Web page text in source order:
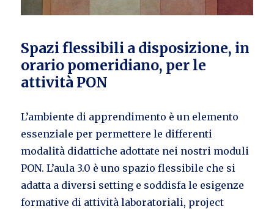
Spazi flessibili a disposizione, in
orario pomeridiano, per le
attività PON
L’ambiente di apprendimento è un elemento
essenziale per permettere le differenti
modalità didattiche adottate nei nostri moduli
PON. L’aula 3.0 è uno spazio flessibile che si
adatta a diversi setting e soddisfa le esigenze
formative di attività laboratoriali, project